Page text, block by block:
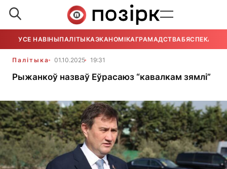
УСЕ НАВІНЫПАЛІТЫКАЭКАНОМІКАГРАМАДСТВАБЯСПЕКА
Палітыка 01.10.2025 19:31
Рыжанкоў назваў Еўрасаюз “кавалкам зямлі”